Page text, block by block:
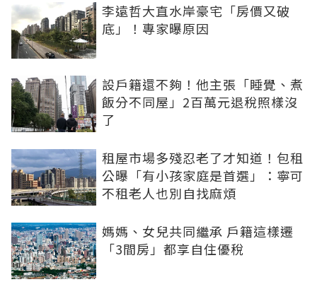
李遠哲大直水岸豪宅「房價又破
底」！專家曝原因
設戶籍還不夠！他主張「睡覺、煮
飯分不同屋」2百萬元退稅照樣沒
了
租屋市場多殘忍老了才知道！包租
公曝「有小孩家庭是首選」：寧可
不租老人也別自找麻煩
媽媽、女兒共同繼承 戶籍這樣遷
「3間房」都享自住優稅